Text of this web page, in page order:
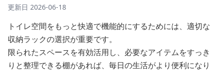
更新日 2026-06-18
トイレ空間をもっと快適で機能的にするためには、適切な
収納ラックの選択が重要です。
限られたスペースを有効活用し、必要なアイテムをすっき
りと整理できる棚があれば、毎日の生活がより便利になり